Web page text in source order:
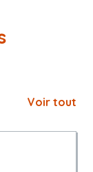
Voir tout